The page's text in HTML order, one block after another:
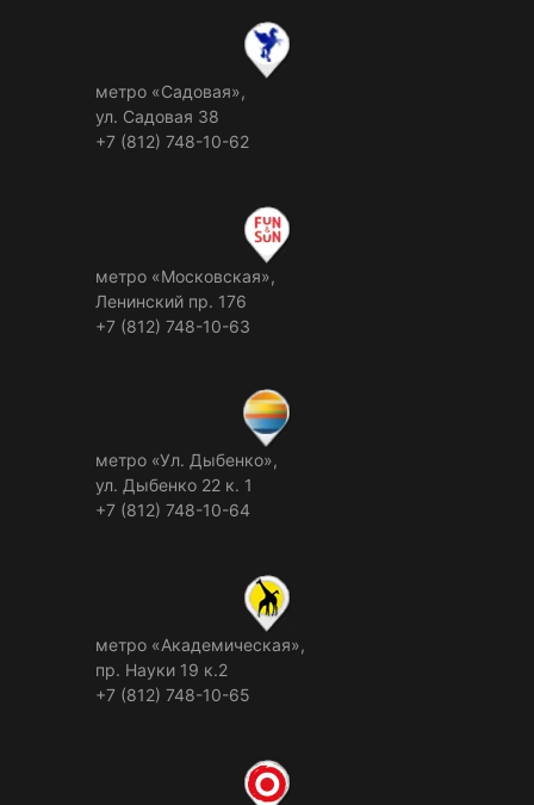
метро «Садовая»,
ул. Садовая 38
+7 (812) 748-10-62
метро «Московская»,
Ленинский пр. 176
+7 (812) 748-10-63
метро «Ул. Дыбенко»,
ул. Дыбенко 22 к. 1
+7 (812) 748-10-64
метро «Академическая»,
пр. Науки 19 к.2
+7 (812) 748-10-65